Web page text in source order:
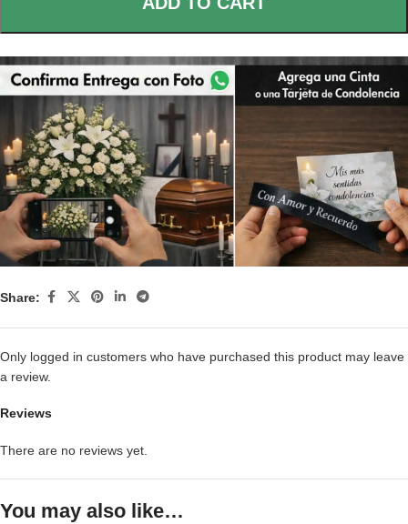
Share:
Reviews
There are no reviews yet.
Only logged in customers who have purchased this product may leave
a review.
You may also like…